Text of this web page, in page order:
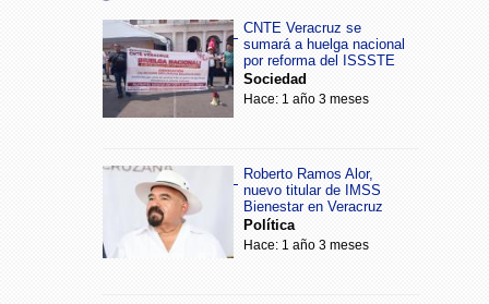
CNTE Veracruz se
sumará a huelga nacional
por reforma del ISSSTE
Sociedad
Hace: 1 año 3 meses
Roberto Ramos Alor,
nuevo titular de IMSS
Bienestar en Veracruz
Política
Hace: 1 año 3 meses